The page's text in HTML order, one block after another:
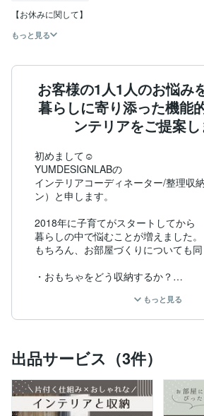
【お休みに関して】
もっと見る
お客様の1人1人のお悩み
暮らしに寄り添った機能
ンテリアをご提案し
初めまして☺︎
YUMDESIGNLABの
インテリアコーディネーター/整理収
ン）と申します。
2018年に子育てがスタートしてから
暮らしの中で悩むことが増えました。
もちろん、お部屋づくりについても同
・おもちゃをどう収納するか？
・小学生になったらランドセルはどこ
・宿題はどこでやる？
インテリアの仕事をしていた私ですが
実際に子育てが始まると思い通りに
でした。
もっと見る
出品サービス（3件）